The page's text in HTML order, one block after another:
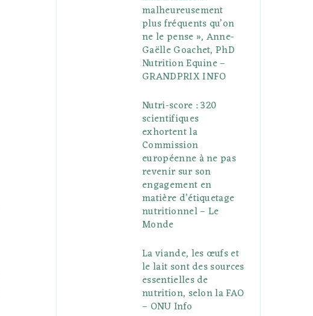
malheureusement
plus fréquents qu’on
ne le pense », Anne-
Gaëlle Goachet, PhD
Nutrition Equine –
GRANDPRIX INFO
Nutri-score : 320
scientifiques
exhortent la
Commission
européenne à ne pas
revenir sur son
engagement en
matière d’étiquetage
nutritionnel – Le
Monde
La viande, les œufs et
le lait sont des sources
essentielles de
nutrition, selon la FAO
– ONU Info